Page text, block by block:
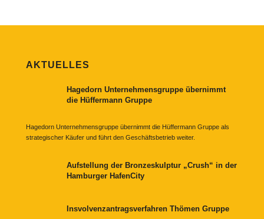
AKTUELLES
Hagedorn Unternehmensgruppe übernimmt
die Hüffermann Gruppe
Hagedorn Unternehmensgruppe übernimmt die Hüffermann Gruppe als
strategischer Käufer und führt den Geschäftsbetrieb weiter.
Aufstellung der Bronzeskulptur „Crush“ in der
Hamburger HafenCity
Insvolvenzantragsverfahren Thömen Gruppe